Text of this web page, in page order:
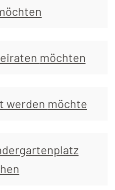
möchten
werden möchte